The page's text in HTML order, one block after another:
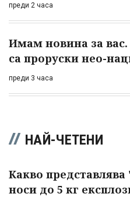
преди 2 часа
Имам новина за вас.
са проруски нео-
преди 3 часа
НАЙ-ЧЕТЕНИ
Какво
носи до 5 кг